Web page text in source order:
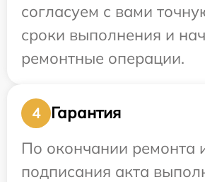
согласуем с вами
сроки выполнения и
ремонтные операции.
4
Гарантия
По окончании ремонта
подписания акта